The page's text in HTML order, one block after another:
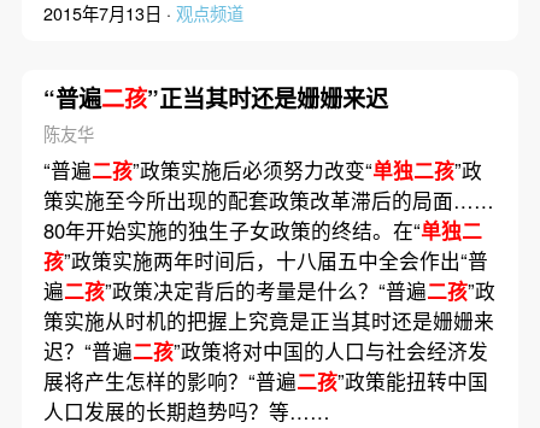
2015年7月13日 · 观点频道
“普遍二孩”正当其时还是姗姗来迟
陈友华
“普遍二孩”政策实施后必须努力改变“单独二孩”政
策实施至今所出现的配套政策改革滞后的局面……
80年开始实施的独生子女政策的终结。在“单独二
孩”政策实施两年时间后，十八届五中全会作出“普
遍二孩”政策决定背后的考量是什么？“普遍二孩”政
策实施从时机的把握上究竟是正当其时还是姗姗来
迟？“普遍二孩”政策将对中国的人口与社会经济发
展将产生怎样的影响？“普遍二孩”政策能扭转中国
人口发展的长期趋势吗？等……